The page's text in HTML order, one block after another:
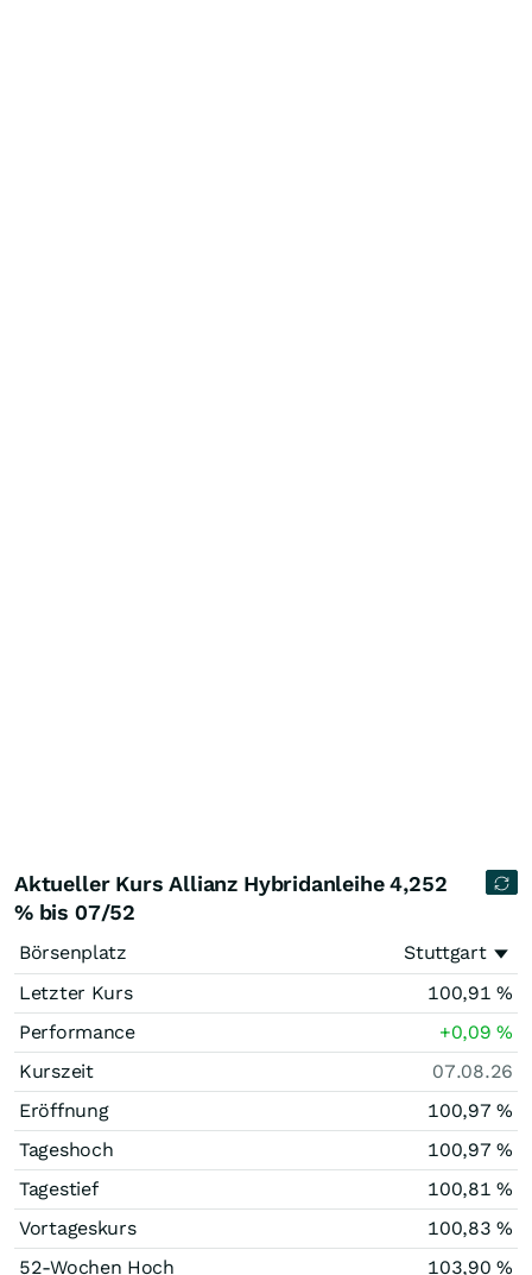
Aktueller Kurs Allianz Hybridanleihe 4,252
% bis 07/52
Börsenplatz
Stuttgart
Letzter Kurs
100,91 %
Performance
+0,09%
Kurszeit
07.08.26
Eröffnung
100,97 %
Tageshoch
100,97 %
Tagestief
100,81 %
Vortageskurs
100,83%
52-Wochen Hoch
103,90%